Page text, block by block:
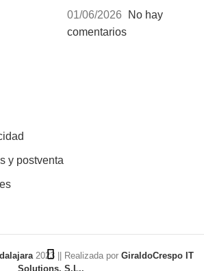
01/06/2026
No hay
comentarios
y postventa
2023 || Realizada por GiraldoCrespo IT
Solutions, S.L..